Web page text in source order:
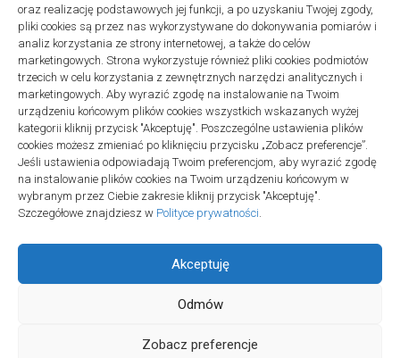
oraz realizację podstawowych jej funkcji, a po uzyskaniu Twojej zgody,
pliki cookies są przez nas wykorzystywane do dokonywania pomiarów i
analiz korzystania ze strony internetowej, a także do celów
marketingowych. Strona wykorzystuje również pliki cookies podmiotów
trzecich w celu korzystania z zewnętrznych narzędzi analitycznych i
marketingowych. Aby wyrazić zgodę na instalowanie na Twoim
urządzeniu końcowym plików cookies wszystkich wskazanych wyżej
kategorii kliknij przycisk "Akceptuję". Poszczególne ustawienia plików
cookies możesz zmieniać po kliknięciu przycisku „Zobacz preferencje”.
Jeśli ustawienia odpowiadają Twoim preferencjom, aby wyrazić zgodę
na instalowanie plików cookies na Twoim urządzeniu końcowym w
wybranym przez Ciebie zakresie kliknij przycisk "Akceptuję".
Szczegółowe znajdziesz w Polityce prywatności.
Akceptuję
Odmów
Zobacz preferencje
linki z nap
Społeczność Edukacyjna © 2026. All Rights Reserved.